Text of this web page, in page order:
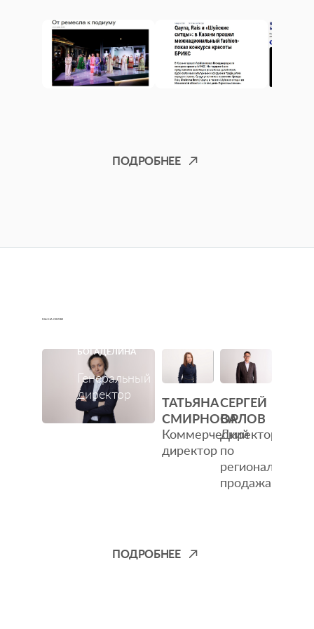
ПОДРОБНЕЕ
МЫ НА СВЯЗИ
БОГАДЕЛИНА
Генеральный
директор
ТАТЬЯНА
СМИРНОВА
Коммерческий
директор
СЕРГЕЙ
ОРЛОВ
Директор
по
региональным
продажам
ПОДРОБНЕЕ